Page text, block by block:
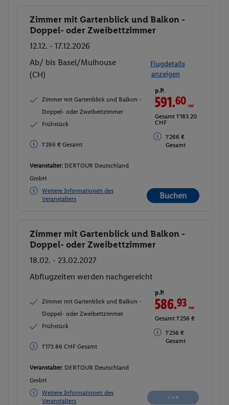
Buchen
Zimmer mit Gartenblick und Balkon -
Doppel- oder Zweibettzimmer
12.12. - 17.12.2026
Ab/ bis Basel/Mulhouse
(CH)
Flugdetails
anzeigen
Zimmer mit Gartenblick und Balkon -
Doppel- oder Zweibettzimmer
Frühstück
1'266 € Gesamt
p.P.
591.60CHF
Gesamt 1'183.20
CHF
1'266 €
Gesamt
Veranstalter: DERTOUR Deutschland
GmbH
Weitere Informationen des
Veranstalters
Buchen
Buchen
Zimmer mit Gartenblick und Balkon -
Doppel- oder Zweibettzimmer
18.02. - 23.02.2027
Abflugzeiten werden nachgereicht
Zimmer mit Gartenblick und Balkon -
Doppel- oder Zweibettzimmer
Frühstück
1'173.86 CHF Gesamt
p.P.
586.93CHF
Gesamt 1'256 €
1'256 €
Gesamt
Veranstalter: DERTOUR Deutschland
GmbH
Weitere Informationen des
Veranstalters